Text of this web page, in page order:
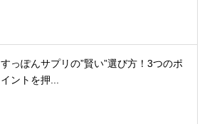
すっぽんサプリの”賢い”選び方！3つのポ
イントを押...